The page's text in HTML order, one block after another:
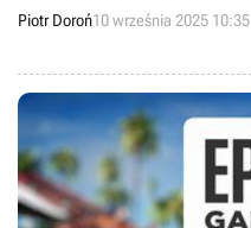
Piotr Doroń10 września 2025 10:35